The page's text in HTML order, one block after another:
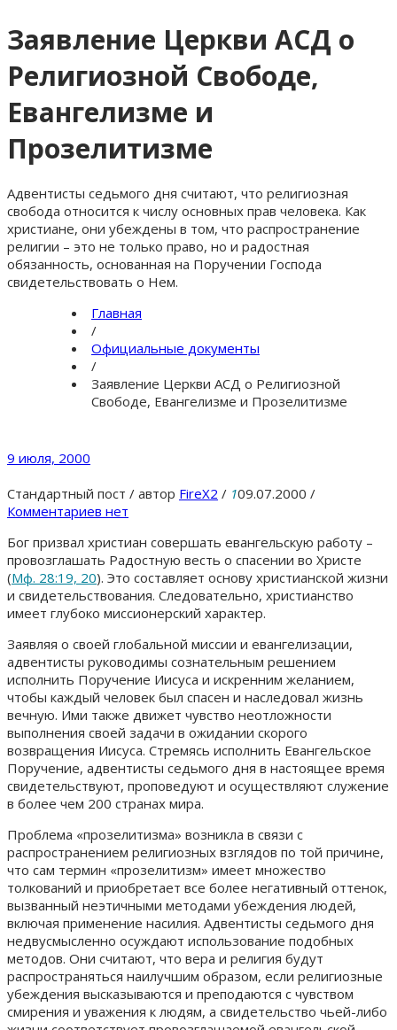
Заявление Церкви АСД о
Религиозной Свободе,
Евангелизме и
Прозелитизме
Адвентисты седьмого дня считают, что религиозная
свобода относится к числу основных прав человека. Как
христиане, они убеждены в том, что распространение
религии – это не только право, но и радостная
обязанность, основанная на Поручении Господа
свидетельствовать о Нем.
Главная
/
Официальные документы
/
Заявление Церкви АСД о Религиозной
Свободе, Евангелизме и Прозелитизме
9 июля, 2000
Стандартный пост / автор FireX2 / 109.07.2000 /
Комментариев нет
Бог призвал христиан совершать евангельскую работу –
провозглашать Радостную весть о спасении во Христе
(Мф. 28:19, 20). Это составляет основу христианской жизни
и свидетельствования. Следовательно, христианство
имеет глубоко миссионерский характер.
Заявляя о своей глобальной миссии и евангелизации,
адвентисты руководимы сознательным решением
исполнить Поручение Иисуса и искренним желанием,
чтобы каждый человек был спасен и наследовал жизнь
вечную. Ими также движет чувство неотложности
выполнения своей задачи в ожидании скорого
возвращения Иисуса. Стремясь исполнить Евангельское
Поручение, адвентисты седьмого дня в настоящее время
свидетельствуют, проповедуют и осуществляют служение
в более чем 200 странах мира.
Проблема «прозелитизма» возникла в связи с
распространением религиозных взглядов по той причине,
что сам термин «прозелитизм» имеет множество
толкований и приобретает все более негативный оттенок,
вызванный неэтичными методами убеждения людей,
включая применение насилия. Адвентисты седьмого дня
недвусмысленно осуждают использование подобных
методов. Они считают, что вера и религия будут
распространяться наилучшим образом, если религиозные
убеждения высказываются и преподаются с чувством
смирения и уважения к людям, а свидетельство чьей-либо